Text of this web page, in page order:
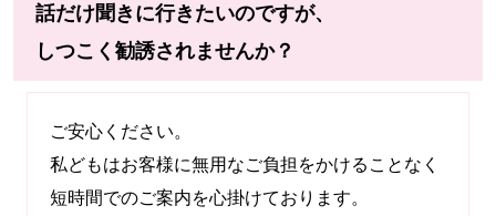
話だけ聞きに行きたいのですが、
しつこく勧誘されませんか？
ご安心ください。
私どもはお客様に無用なご負担をかけることなく
短時間でのご案内を心掛けております。